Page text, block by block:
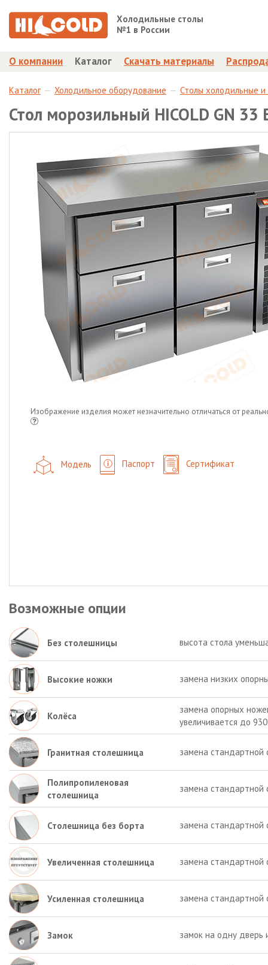
Холодильные столы
№1 в России
О компании Каталог Скачать материалы
Каталог Холодильное оборудование Столы холодильные
Стол морозильный HICOLD GN 33
Изображение изделия может незначительно отличаться от
Модель Паспорт Сертификат
Возможные опции
Без столешницы высота стола
Высокие ножки замена низких
Колёса
замена опорных
увеличивается до
Гранитная столешница замена стандартной
Полипропиленовая
столешница
замена стандартной
Столешница без борта замена стандартной
Увеличенная столешница замена стандартной
Усиленная столешница замена стандартной
Замок замок на одну дверь